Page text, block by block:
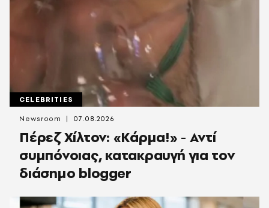
CELEBRITIES
Πέρεζ Χίλτον: «Κάρμα!» - Αντί
συμπόνοιας, κατακραυγή για τον
διάσημο blogger
Newsroom 07.08.2026